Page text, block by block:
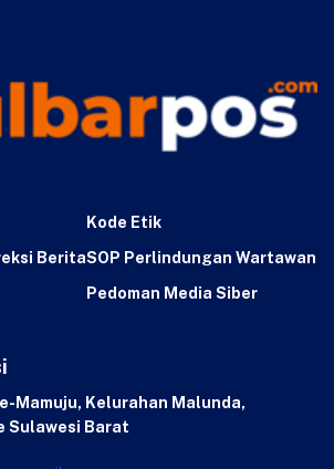
Kode Etik
BeritaSOP Perlindungan Wartawan
Pedoman Media Siber
Mamuju, Kelurahan Malunda,
Sulawesi Barat